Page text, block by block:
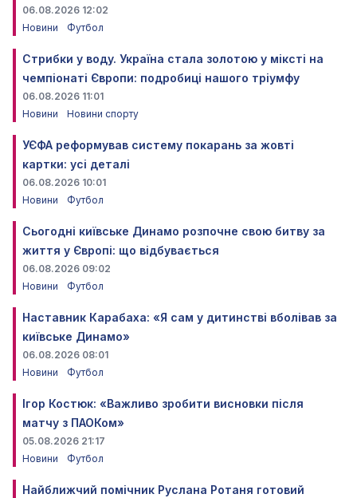
06.08.2026 12:02
Новини
Футбол
Стрибки у воду. Україна стала золотою у міксті на
чемпіонаті Європи: подробиці нашого тріумфу
06.08.2026 11:01
Новини
Новини спорту
УЄФА реформував систему покарань за жовті
картки: усі деталі
06.08.2026 10:01
Новини
Футбол
Сьогодні київське Динамо розпочне свою битву за
життя у Європі: що відбувається
06.08.2026 09:02
Новини
Футбол
Наставник Карабаха: «Я сам у дитинстві вболівав за
київське Динамо»
06.08.2026 08:01
Новини
Футбол
Ігор Костюк: «Важливо зробити висновки після
матчу з ПАОКом»
05.08.2026 21:17
Новини
Футбол
Найближчий помічник Руслана Ротаня готовий